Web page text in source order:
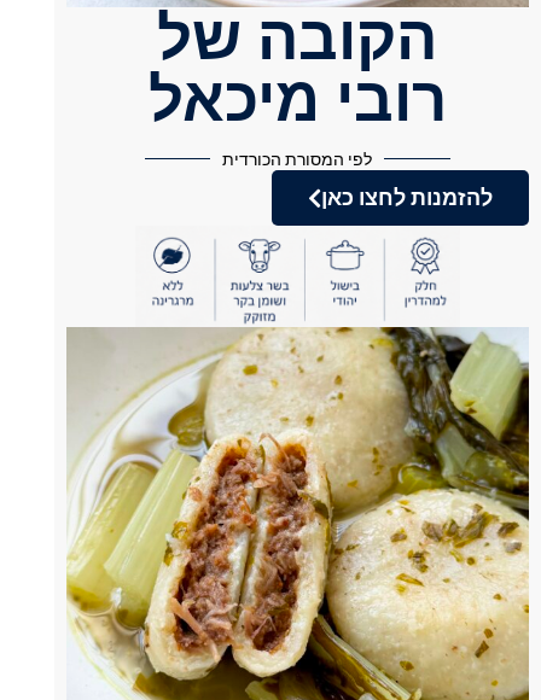
הקובה של
רובי מיכאל
לפי המסורת הכורדית
להזמנות לחצו כאן